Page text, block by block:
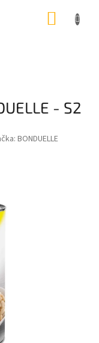
- S2
BONDUELLE